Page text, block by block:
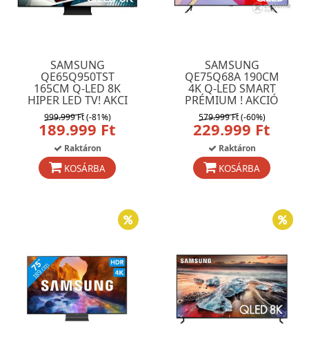
SAMSUNG
QE65Q950TST
165CM Q-LED 8K
HIPER LED TV! AKCI
999.999 Ft(-81%)
189.999 Ft
Raktáron
KOSÁRBA
SAMSUNG
QE75Q68A 190CM
4K Q-LED SMART
PRÉMIUM ! AKCIÓ
579.999 Ft(-60%)
229.999 Ft
Raktáron
KOSÁRBA